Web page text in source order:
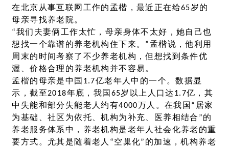
在北京从事互联网工作的孟楷，最近正在给65岁的
母亲寻找养老院。
“我们夫妻俩工作太忙，母亲身体不太好，她自己也
想找一个靠谱的养老机构住下来。”孟楷说，他利用
周末的时间考察了不少养老机构，但想找到条件优
渥、价格合理的养老机构并不容易。
孟楷的母亲是中国1.7亿老年人中的一个。数据显
示，截至2018年底，我国65岁以上人口达1.7亿，其
中失能和部分失能老人约有4000万人。在我国“居家
为基础、社区为依托、机构为补充、医养相结合”的
养老服务体系中，养老机构是老年人社会化养老的重
要方式。尤其是随着老人“空巢化”的加速，机构养老